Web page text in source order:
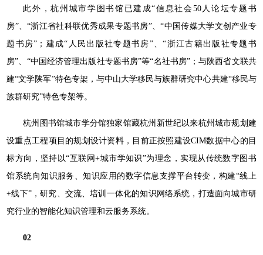
此外，杭州城市学图书馆已建成“信息社会50人论坛专题书
房”、“浙江省社科联优秀成果专题书房”、“中国传媒大学文创产业专
题书房”；建成“人民出版社专题书房”、“浙江古籍出版社专题书
房”、“中国经济管理出版社专题书房”等“名社书房”；与陕西省文联共
建“文学陕军”特色专架，与中山大学移民与族群研究中心共建“移民与
族群研究”特色专架等。
杭州图书馆城市学分馆独家馆藏杭州新世纪以来杭州城市规划建
设重点工程项目的规划设计资料，目前正按照建设CIM数据中心的目
标方向，坚持以“互联网+城市学知识”为理念，实现从传统数字图书
馆系统向知识服务、知识应用的数字信息支撑平台转变，构建“线上
+线下”，研究、交流、培训一体化的知识网络系统，打造面向城市研
究行业的智能化知识管理和云服务系统。
02